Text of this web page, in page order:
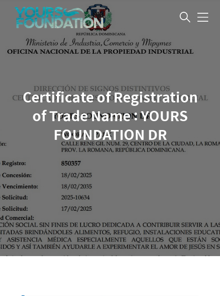
메
Certificate of Registration
of Trade Name : YOURS
FOUNDATION DR